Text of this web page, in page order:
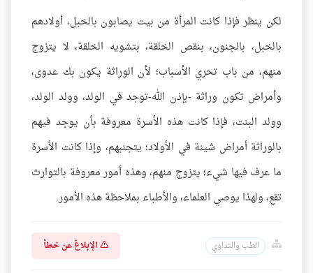
لكن ينظر فإذا كانت المرأة من بيت يصابون بالخبل، أولادهم
بالخبل، بالجنون، بنقص الخلقة، بتشويه الخلقة، لا يتزوج
منهم، من باب تحري الأسباب؛ لأن الوراثة يكون بك عدوى،
وأمراض تكون وراثة -بإذن الله-توجد في الولد، وولد الولد،
وولد البنت، فإذا كانت هذه الأسرة معروفة بأن يوجد فيهم
بالوراثة أمراض شينة في الأولاد؛ يتجنبهم، وإذا كانت الأسرة
ما عرف فيها شيء؛ يتزوج منهم، وهذه أمور معروفة بالتوارث
تقع، ولهذا يوصي العلماء، والأطباء بملاحظة هذه الأمور.
الطب والتداوي الإبلاغ عن خطأ